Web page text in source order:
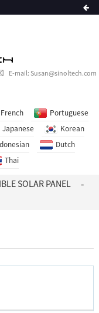
E-mail: Susan@sinoltech.com
French
Portuguese
Japanese
Korean
Dutch
Thai
SOLAR PANEL